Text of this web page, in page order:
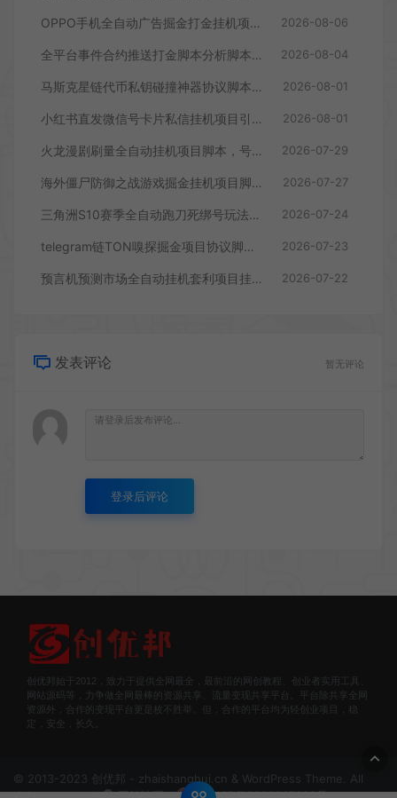
OPPO手机全自动广告掘金打金挂机项目挂机脚本，单机一天9+可批量放大 2026-08-06
全平台事件合约推送打金脚本分析脚本，号称胜率百分之90以上 2026-08-04
马斯克星链代币私钥碰撞神器协议脚本，号称单窗口收入四位数 2026-08-01
小红书直发微信号卡片私信挂机项目引流脚本，有效触达微信不检测不封号 2026-08-01
火龙漫剧刷量全自动挂机项目脚本，号称单号爆火日入100+ 2026-07-29
海外僵尸防御之战游戏掘金挂机项目脚本，单机一天150+ 2026-07-27
三角洲S10赛季全自动跑刀死绑号玩法全自动搬砖挂机项目挂机脚本，单窗口30+ 2026-07-24
telegram链TON嗅探掘金项目协议脚本，号称月入四位数 2026-07-23
预言机预测市场全自动挂机套利项目挂机脚本，日均30+USD 2026-07-22
发表评论 暂无评论
登录后评论
创优邦始于2012，致力于提供全网最全，最前沿的网创教程、创业者实用工具、
网站源码等，力争做全网最棒的资源共享、流量变现共享平台。平台除共享全网
资源外，合作的变现平台更是枚不胜举。但，合作的平台均为轻创业项目，稳
定，安全，长久。
© 2013-2023 创优邦 - zhaishanghui.cn & WordPress Theme. All